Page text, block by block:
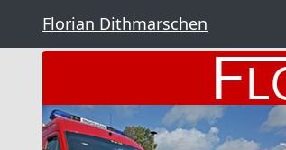
Florian Dithmarschen